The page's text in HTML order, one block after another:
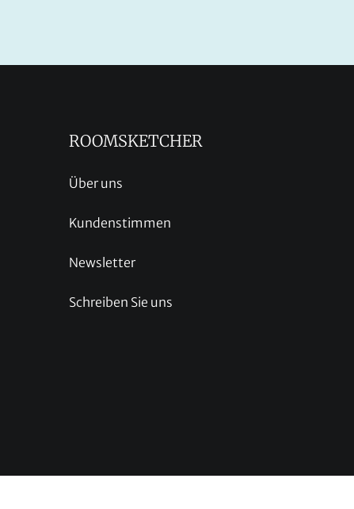
ROOMSKETCHER
Über uns
Kundenstimmen
Newsletter
Schreiben Sie uns